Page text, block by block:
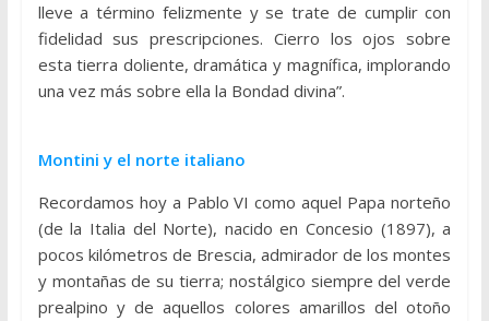
lleve a término felizmente y se trate de cumplir con
fidelidad sus prescripciones. Cierro los ojos sobre
esta tierra doliente, dramática y magnífica, implorando
una vez más sobre ella la Bondad divina”.
Montini y el norte italiano
Recordamos hoy a Pablo VI como aquel Papa norteño
(de la Italia del Norte), nacido en Concesio (1897), a
pocos kilómetros de Brescia, admirador de los montes
y montañas de su tierra; nostálgico siempre del verde
prealpino y de aquellos colores amarillos del otoño